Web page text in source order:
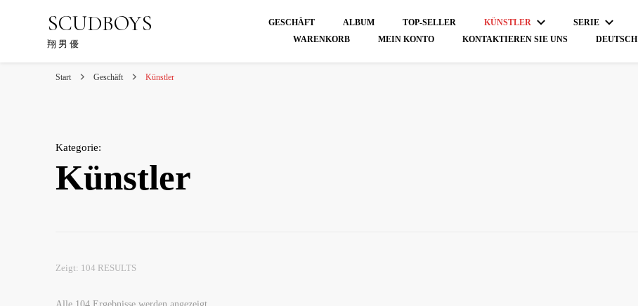
SCUDBOYS
翔 男 優
GESCHÄFT ALBUM TOP-SELLER KÜNSTLER SERIE
WARENKORB
MEIN KONTO KONTAKTIEREN SIE UNS DEUTSCH
Start Geschäft Künstler
Kategorie:
Künstler
Zeigt: 104 RESULTS
Nach